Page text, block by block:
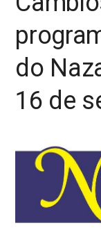
do
16 de